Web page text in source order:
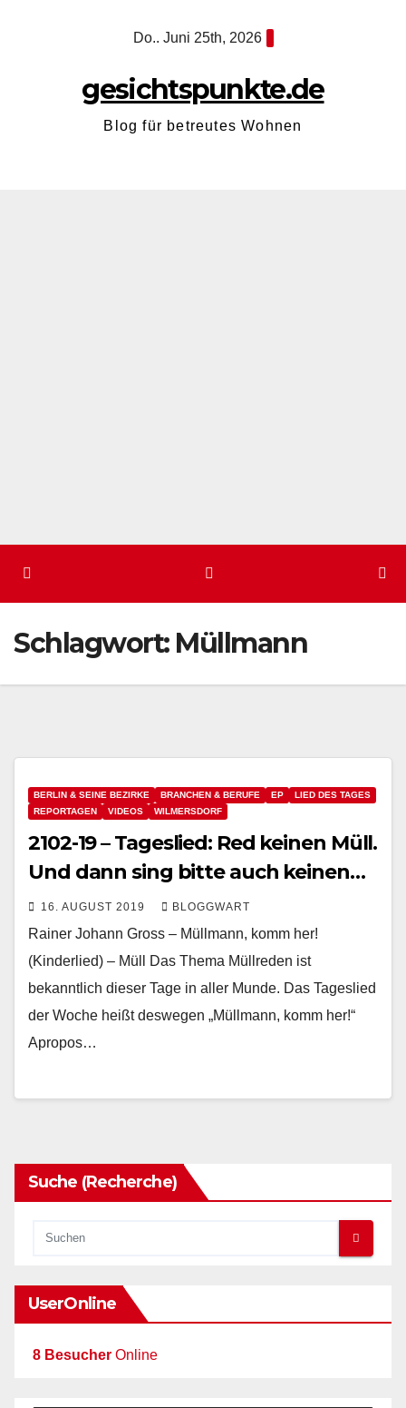
Do.. Juni 25th, 2026
gesichtspunkte.de
Blog für betreutes Wohnen
Schlagwort: Müllmann
BERLIN & SEINE BEZIRKE BRANCHEN & BERUFE EP
LIED DES TAGES
REPORTAGEN
VIDEOS WILMERSDORF
2102-19 – Tageslied: Red keinen Müll.
Und dann sing bitte auch keinen…
16. AUGUST 2019 BLOGGWART
Rainer Johann Gross – Müllmann, komm her!
(Kinderlied) – Müll Das Thema Müllreden ist
bekanntlich dieser Tage in aller Munde. Das Tageslied
der Woche heißt deswegen „Müllmann, komm her!“
Apropos…
Suche (Recherche)
UserOnline
8 Besucher Online